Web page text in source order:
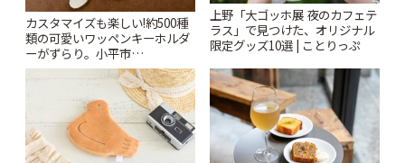
カスタマイズも楽しい!約500種
類の可愛いワッペンキーホルダ
ーがずらり。小平市
「Kimamaya T&K」 | ことりっ
上野「大ゴッホ展 夜のカフェテ
ラス」で見つけた、オリジナル
限定グッズ10選 | ことりっぷ